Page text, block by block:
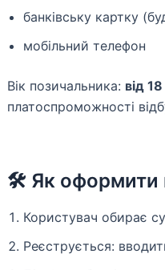
банківську картку
мобільний телефон
Вік позичальника: від
платоспроможності
🛠 Як оформити
Користувач обирає
Реєструється: